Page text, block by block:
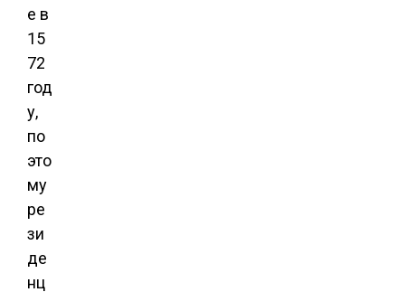
е в
15
72
год
у,
по
это
му
ре
зи
де
нц